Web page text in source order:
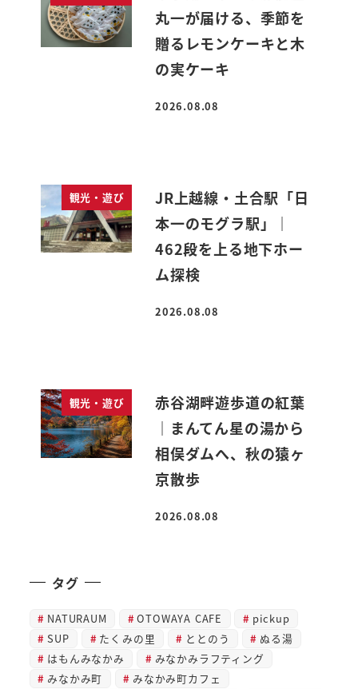
丸一が届ける、季節を
贈るレモンケーキと木
の実ケーキ
投稿日
2026.08.08
観光・遊び
JR上越線・土合駅「日
本一のモグラ駅」｜
462段を上る地下ホー
ム探検
投稿日
2026.08.08
観光・遊び
赤谷湖畔遊歩道の紅葉
｜まんてん星の湯から
相俣ダムへ、秋の猿ヶ
京散歩
投稿日
2026.08.08
タグ
NATURAUM OTOWAYA CAFE
pickup
SUP
たくみの里 ととのう
ぬる湯
はもんみなかみ
みなかみラフティング
みなかみ町
みなかみ町カフェ